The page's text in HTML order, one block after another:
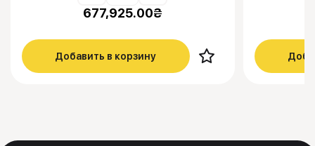
677,925.00₴
Добавить в корзину